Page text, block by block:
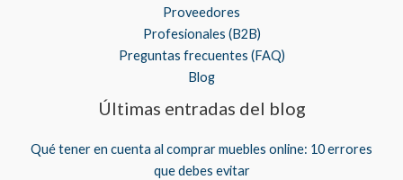
Proveedores
Profesionales (B2B)
Preguntas frecuentes (FAQ)
Blog
Últimas entradas del blog
Qué tener en cuenta al comprar muebles online: 10 errores
que debes evitar